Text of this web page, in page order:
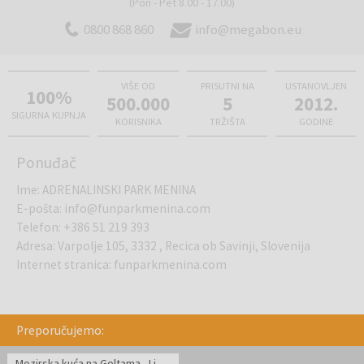
0800 868 860 info@megabon.eu
100%
SIGURNA KUPNJA
VIŠE OD
500.000
KORISNIKA
PRISUTNI NA
5
TRŽIŠTA
USTANOVLJEN
2012.
GODINE
Ponuđač
Ime: ADRENALINSKI PARK MENINA
E-pošta: info@funparkmenina.com
Telefon: +386 51 219 393
Adresa: Varpolje 105, 3332 , Recica ob Savinji, Slovenija
Internet stranica: funparkmenina.com
Preporučujemo: